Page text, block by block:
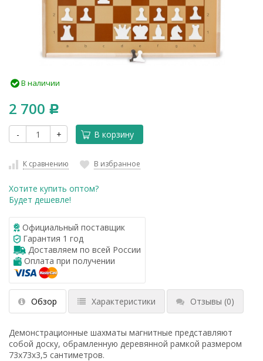
В наличии
2 700 Р
- + В корзину
К сравнению В избранное
Хотите купить оптом?
Будет дешевле!
Официальный поставщик
Гарантия 1 год
Доставляем по всей России
Оплата при получении
Обзор Характеристики Отзывы (0)
Демонстрационные шахматы магнитные представляют
собой доску, обрамленную деревянной рамкой размером
73х73х3,5 сантиметров.